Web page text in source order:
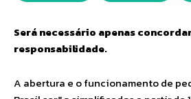
Será necessário apenas
responsabilidade.
A abertura e o funcionamento de